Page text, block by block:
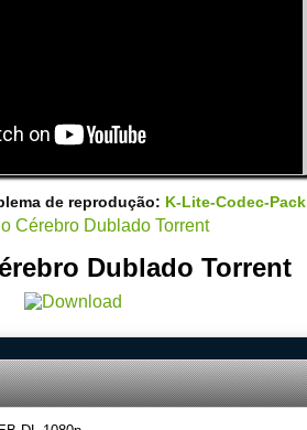
de reprodução: K-Lite-Codec-Pack
Dublado Torrent